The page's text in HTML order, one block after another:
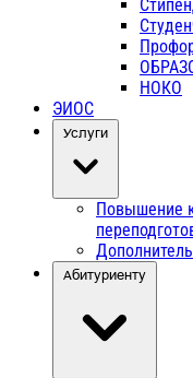
НОКО
ЭИОС
Услуги
Повышение
Абитуриенту